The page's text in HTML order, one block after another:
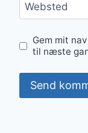
Websted
Gem mit
til næste